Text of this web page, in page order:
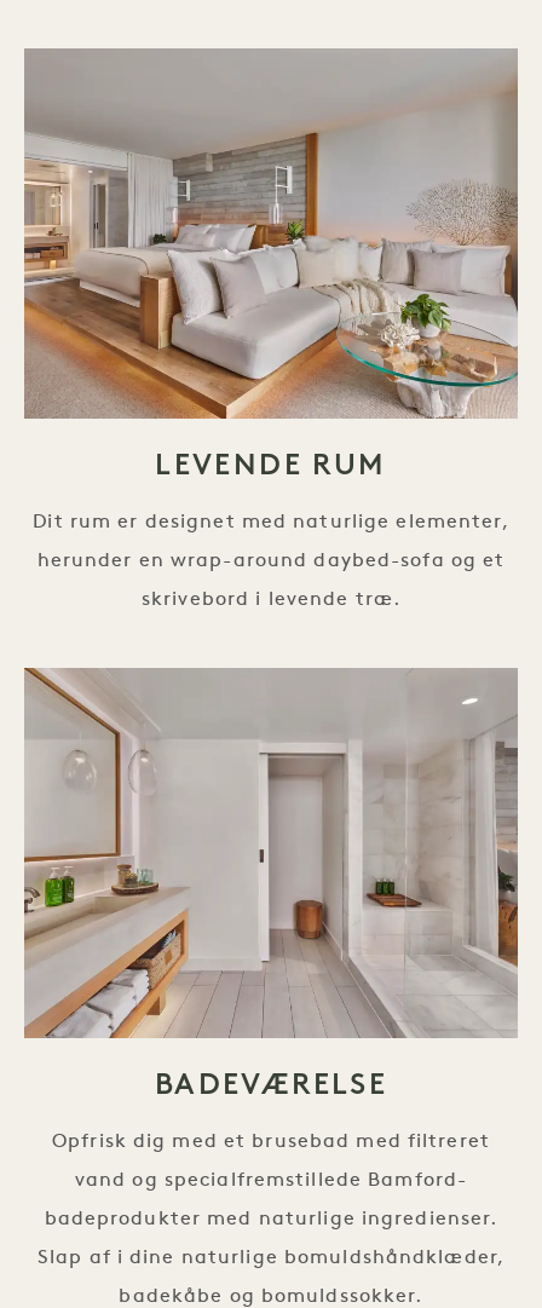
LEVENDE RUM
Dit rum er designet med naturlige elementer,
herunder en wrap-around daybed-sofa og et
skrivebord i levende træ.
BADEVÆRELSE
Opfrisk dig med et brusebad med filtreret
vand og specialfremstillede Bamford-
badeprodukter med naturlige ingredienser.
Slap af i dine naturlige bomuldshåndklæder,
badekåbe og bomuldssokker.